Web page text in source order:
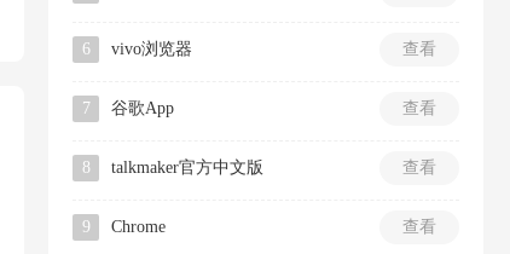
6 查看
vivo浏览器
7 查看
谷歌App
8 查看
talkmaker官方中文版
9 查看
Chrome